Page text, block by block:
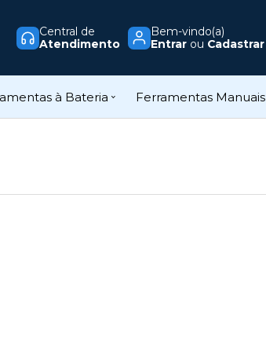
Central de
Atendimento
Bem-vindo(a)
Entrarou Cadastrar
à Bateria Ferramentas Manuais